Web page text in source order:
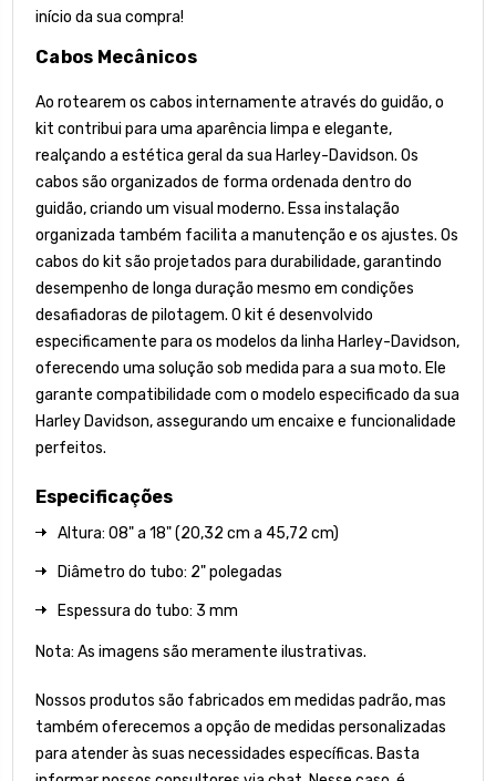
início da sua compra!
Cabos Mecânicos
Ao rotearem os cabos internamente através do guidão, o
kit contribui para uma aparência limpa e elegante,
realçando a estética geral da sua Harley-Davidson. Os
cabos são organizados de forma ordenada dentro do
guidão, criando um visual moderno. Essa instalação
organizada também facilita a manutenção e os ajustes. Os
cabos do kit são projetados para durabilidade, garantindo
desempenho de longa duração mesmo em condições
desafiadoras de pilotagem. O kit é desenvolvido
especificamente para os modelos da linha Harley-Davidson,
oferecendo uma solução sob medida para a sua moto. Ele
garante compatibilidade com o modelo especificado da sua
Harley Davidson, assegurando um encaixe e funcionalidade
perfeitos.
Especificações
Altura: 08" a 18" (20,32 cm a 45,72 cm)
Diâmetro do tubo: 2" polegadas
Espessura do tubo: 3 mm
Nota: As imagens são meramente ilustrativas.
Nossos produtos são fabricados em medidas padrão, mas
também oferecemos a opção de medidas personalizadas
para atender às suas necessidades específicas. Basta